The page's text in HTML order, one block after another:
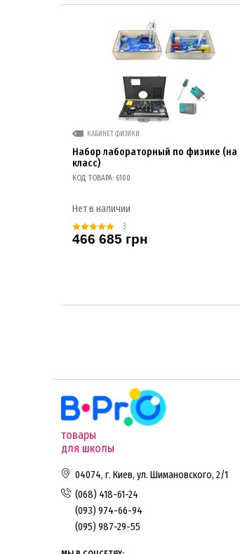
КАБИНЕТ ФИЗИКИ
Набор лабораторный по физике (на
класс)
КОД ТОВАРА: 6100
Нет в наличии
3
466 685 грн
товары
для школы
04074, г. Киев, ул. Шимановского, 2/1
(068) 418-61-24
(093) 974-66-94
(095) 987-29-55